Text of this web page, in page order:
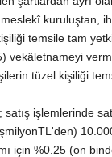
kuruluştan,
temsile tam
vekâletnameyi
tüzel kişiliği
satış işlemlerinde
için %0.25 (on